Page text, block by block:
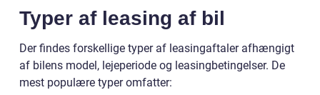
Typer af leasing af bil
Der findes forskellige typer af leasingaftaler afhængigt
af bilens model, lejeperiode og leasingbetingelser. De
mest populære typer omfatter: